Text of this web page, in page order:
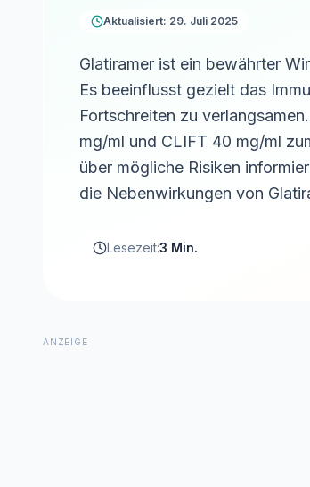
Aktualisiert: 29. Juli 2025
Glatiramer ist ein bewährter
Es beeinflusst gezielt das
Fortschreiten zu
mg/ml und CLIFT 40 mg/ml
über mögliche Risiken
die Nebenwirkungen von
Lesezeit:3 Min.
ANZEIGE